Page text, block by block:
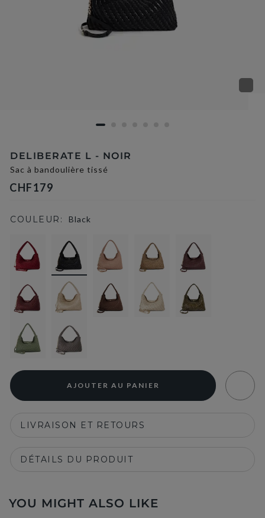
DELIBERATE L - NOIR
Sac à bandoulière tissé
CHF179
COULEUR: Black
selected
AJOUTER AU PANIER
LIVRAISON ET RETOURS
DÉTAILS DU PRODUIT
YOU MIGHT ALSO LIKE